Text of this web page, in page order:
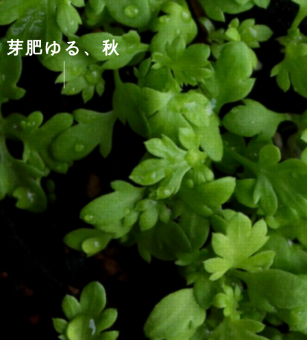
芽肥ゆる、秋